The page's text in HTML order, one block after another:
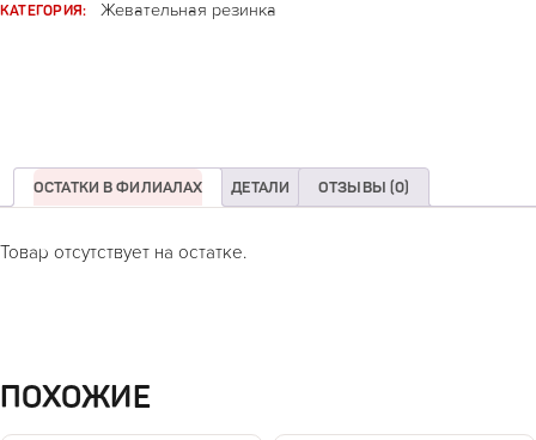
КАТЕГОРИЯ:
Жевательная резинка
ОСТАТКИ В ФИЛИАЛАХ ДЕТАЛИ ОТЗЫВЫ (0)
Товар отсутствует на остатке.
ПОХОЖИЕ